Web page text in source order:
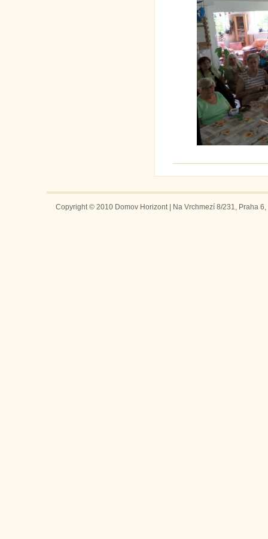
Copyright © 2010 Domov Horizont | Na Vrchmezí 8/231, Praha